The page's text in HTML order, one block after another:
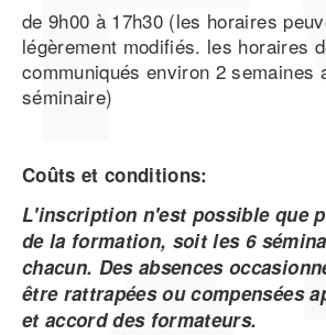
de 9h00 à 17h30 (les horaires
légèrement modifiés. les horaires
communiqués environ 2 semaines
séminaire)
Coûts et conditions:
L'inscription n'est possible que
de la formation, soit les 6
chacun. Des absences
être rattrapées ou compensées
et accord des formateurs.